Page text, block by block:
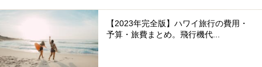
【2023年完全版】ハワイ旅行の費用・
予算・旅費まとめ。飛行機代...